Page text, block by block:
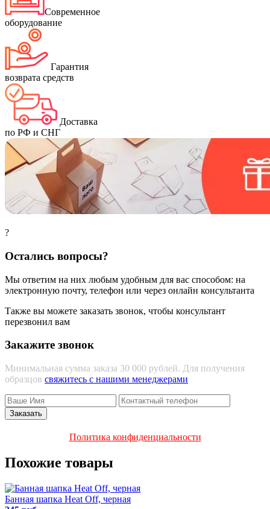
Современное
оборудование
Гарантия
возврата средств
Доставка
по РФ и СНГ
?
Остались вопросы?
Мы ответим на них любым удобным для вас способом: на
электронную почту, телефон или через онлайн консультанта
Также вы можете заказать звонок, чтобы консультант
перезвонил вам
Закажите звонок
Минимальная сумма заказа 30 000 рублей. Для получения
образцов свяжитесь с нашими менеджерами
Политика конфиденциальности
Похожие товары
Банная шапка Heat Off, черная